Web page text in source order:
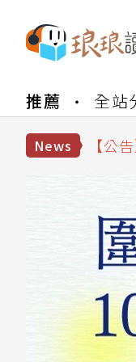
推薦 全站
News
【公
【公
【公